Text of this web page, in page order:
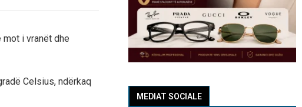
i vranët dhe
Celsius, ndërkaq
MEDIAT SOCIALE